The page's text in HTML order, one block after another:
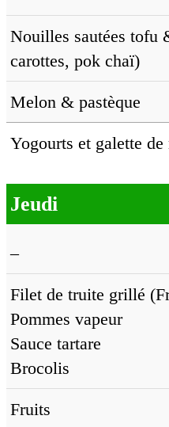
Nouilles sautées tofu
carottes, pok chaï)
Melon & pastèque
Yogourts et galette
Jeudi
–
Filet de truite grillé
Pommes vapeur
Sauce tartare
Brocolis
Fruits